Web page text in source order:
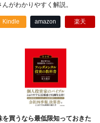
んがわかりやすく解説。
Kindle amazon 楽天
を買うなら最低限知っておきた